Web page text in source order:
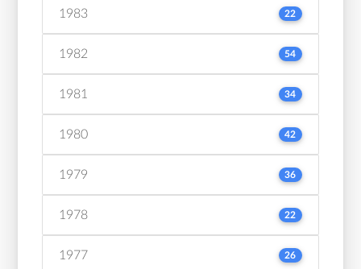
1983 22
1982 54
1981 34
1980 42
1979 36
1978 22
1977 26